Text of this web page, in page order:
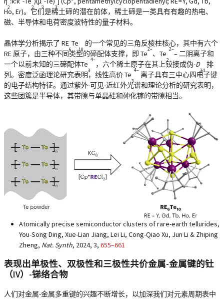
2 2 3 3
Ho, Er)。它们是稀土碲的潜在前体，稀土碲是一类具有有趣的热电、
磁、半导体和电荷密度波特性的量子材料。
晶体学分析揭示了 RE
6
Te
10
的一个常见的三角反棱柱核心，其中有六个
RE 原子，由三种不同类型的碲配体支撑，即 Te
2–
、Te
2
2–
– 二阴离子和
一个以前未知的三碲配体Te
3
4–
，六个稀土原子在其上铰接成伪-D
3d
排
列。密度泛函理论研究表明，线性高价 Te
3
4–
离子具有三中心四电子键
的电子结构特征。通过紫外-可见-近红外光谱和理论分析的研究表明，
这些团簇是半导体，其带隙与单晶硅和砷化镓的带隙相当。
Atomically precise semiconductor clusters of rare-earth tellurides,
You-Song Ding, Xue-Lian Jiang, Lei Li, Cong-Qiao Xu, Jun Li & Zhiping
Zheng, Nat. Synth, 2024, 3, 655–661
表现出单极性、双极性和三极性共价金属-金属键的钍
（IV）-锑络合物
人们对金属-金属多重键的兴趣不断增长，以加深我们对元素周期表中